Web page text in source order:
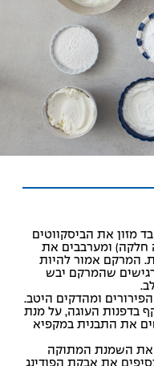
מזון את הביסקווטים
חלקה) ומערבבים את
המרקם אמור להיות
שהמרקם יבש
ומהדקים היטב.
בדפנות העוגה, על מנת
את התבנית במקפיא
את השמנת המתוקה
את אבקת הפודינג